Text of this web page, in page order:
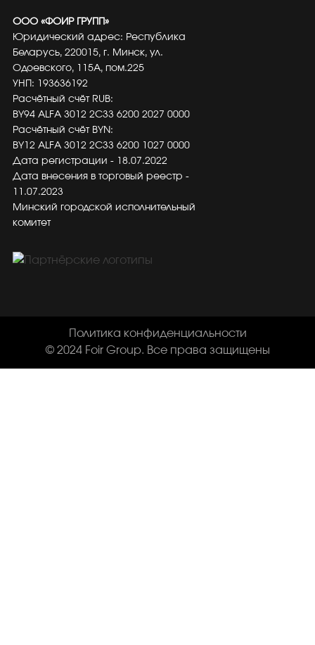
ООО «ФОИР ГРУПП»
Юридический адрес: Республика
Беларусь, 220015, г. Минск, ул.
Одоевского, 115А, пом.225
УНП: 193636192
Расчётный счёт RUB:
BY94 ALFA 3012 2C33 6200 2027 0000
Расчётный счёт BYN:
BY12 ALFA 3012 2C33 6200 1027 0000
Дата регистрации - 18.07.2022
Дата внесения в торговый реестр -
11.07.2023
Минский городской исполнительный
комитет
© 2024 Foir Group. Все права защищены
Политика конфиденциальности